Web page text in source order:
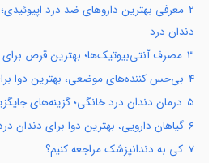
2 معرفی بهترین داروهای ضد درد
دندان درد
3 مصرف آنتی‌بیوتیک‌ها؛ بهترین قرص
4 بی‌حس کننده‌های موضعی، بهترین دوا
5 درمان دندان درد خانگی؛ گزینه‌های
6 گیاهان دارویی، بهترین دوا برای دندان
7 کی به دندانپزشک مراجعه کنیم؟